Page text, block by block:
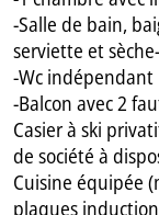
-Salle de bain,
serviette et
-Wc indépendant
-Balcon avec 2
Casier à ski
de société à
Cuisine équipée
plaques